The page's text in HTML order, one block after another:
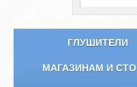
ГЛУШИТЕЛИ
МАГАЗИНАМ И СТО